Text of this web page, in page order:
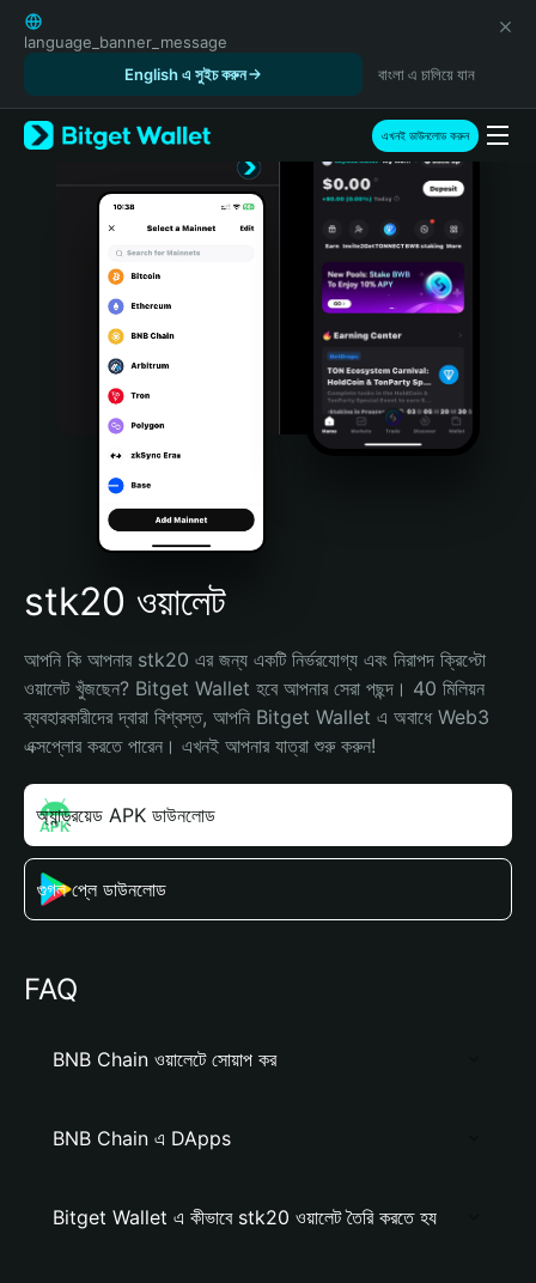
English
日本語
Русский
Español (Latinoamérica)
Türkçe
Português (Portugal)
Bahasa Indonesia
Português (Brasil)
Español (Argentina)
language_banner_message
English এ সুইচ করুন
বাংলা এ চালিয়ে যান
এখনই ডাউনলোড করুন
stk20 ওয়ালেট
আপনি কি আপনার stk20 এর জন্য একটি নির্ভরযোগ্য এবং নিরাপদ ক্রিপ্টো
ওয়ালেট খুঁজছেন? Bitget Wallet হবে আপনার সেরা পছন্দ। 40 মিলিয়ন
ব্যবহারকারীদের দ্বারা বিশ্বস্ত, আপনি Bitget Wallet এ অবাধে Web3
এক্সপ্লোর করতে পারেন। এখনই আপনার যাত্রা শুরু করুন!
অ্যান্ড্রয়েড APK ডাউনলোড
গুগল প্লে ডাউনলোড
FAQ
BNB Chain ওয়ালেটে সোয়াপ কর
BNB Chain এ DApps
Bitget Wallet এ কীভাবে stk20 ওয়ালেট তৈরি করতে হয